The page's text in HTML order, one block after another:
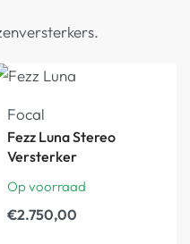
Focal
Fezz Luna Stereo
Versterker
Op voorraad
€2.750,00